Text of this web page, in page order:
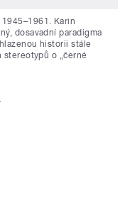
Karin
dosavadní paradigma
historii stále
stereotypů o „černé